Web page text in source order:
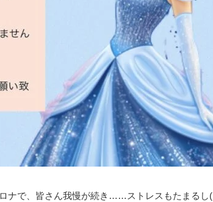
ナで、皆さん我慢が続き……ストレスもたまるし(